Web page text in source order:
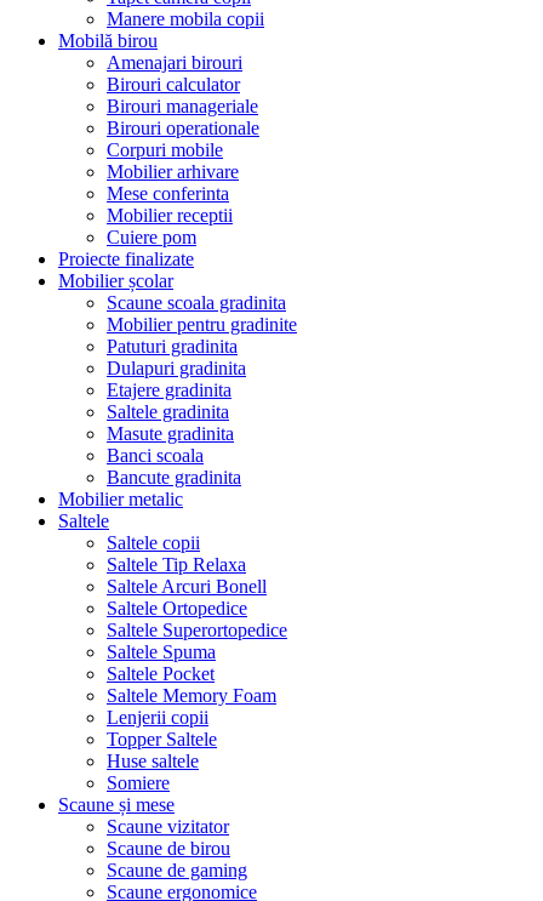
Manere mobila copii
Mobilă birou
Amenajari birouri
Birouri calculator
Birouri manageriale
Birouri operationale
Corpuri mobile
Mobilier arhivare
Mese conferinta
Mobilier receptii
Cuiere pom
Proiecte finalizate
Mobilier școlar
Scaune scoala gradinita
Mobilier pentru gradinite
Patuturi gradinita
Dulapuri gradinita
Etajere gradinita
Saltele gradinita
Masute gradinita
Banci scoala
Bancute gradinita
Mobilier metalic
Saltele
Saltele copii
Saltele Tip Relaxa
Saltele Arcuri Bonell
Saltele Ortopedice
Saltele Superortopedice
Saltele Spuma
Saltele Pocket
Saltele Memory Foam
Lenjerii copii
Topper Saltele
Huse saltele
Somiere
Scaune și mese
Scaune vizitator
Scaune de birou
Scaune de gaming
Scaune ergonomice